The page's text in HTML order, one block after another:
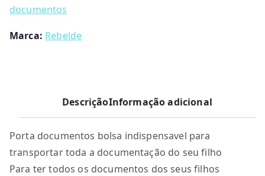
documentos
Marca: Rebelde
DescriçãoInformação adicional
Porta documentos bolsa indispensavel para
transportar toda a documentação do seu filho
Para ter todos os documentos dos seus filhos